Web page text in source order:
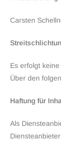
Carsten
Es erfolgt
Über den
Haftung für
Als